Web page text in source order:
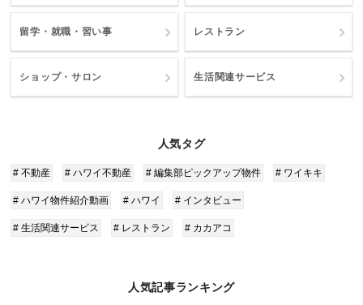
留学・就職・習い事 レストラン
ショップ・サロン 生活関連サービス
人気タグ
# 不動産 # ハワイ不動産 # 編集部ピックアップ物件 # ワイキキ
# ハワイ物件紹介動画 # ハワイ # インタビュー
# 生活関連サービス # レストラン # カカアコ
人気記事ランキング